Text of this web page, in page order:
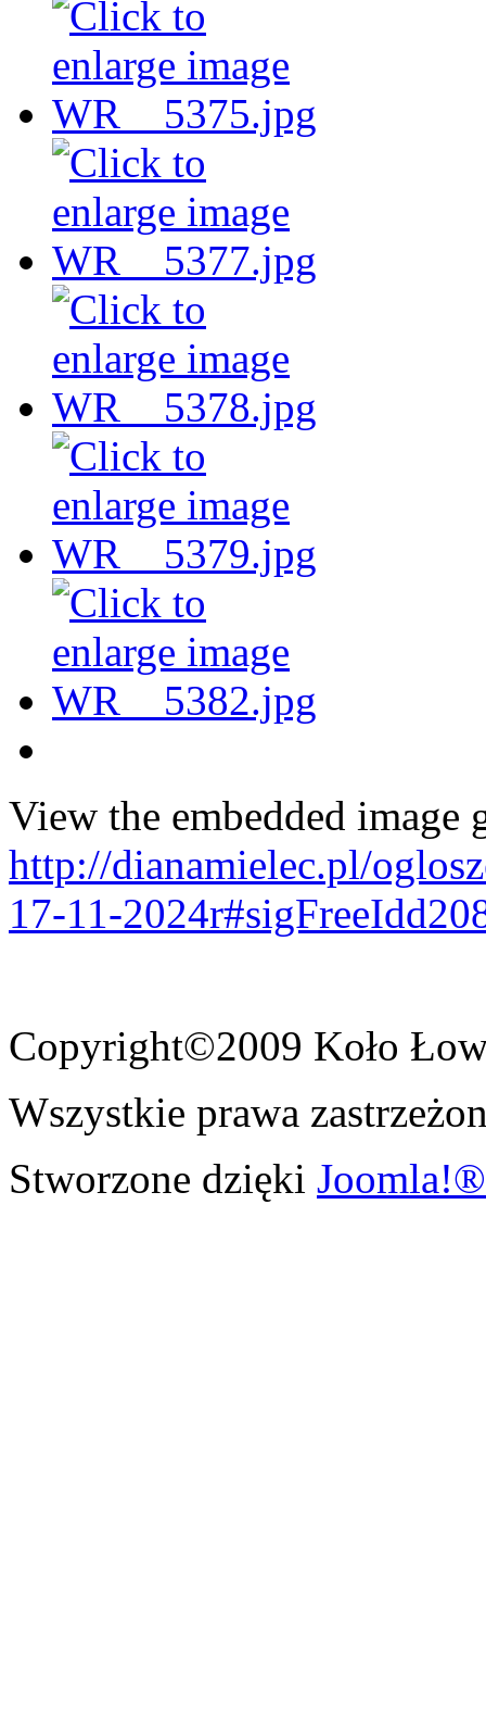
View the embedded image
http://dianamielec.pl/
17-11-
Copyright©2009 Koło
Wszystkie prawa
Stworzone dzięki Joomla!®